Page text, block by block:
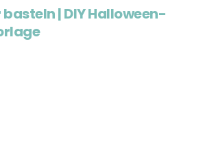
| DIY Halloween-